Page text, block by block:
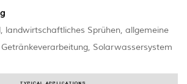
landwirtschaftliches Sprühen, allgemeine
Solarwassersystem